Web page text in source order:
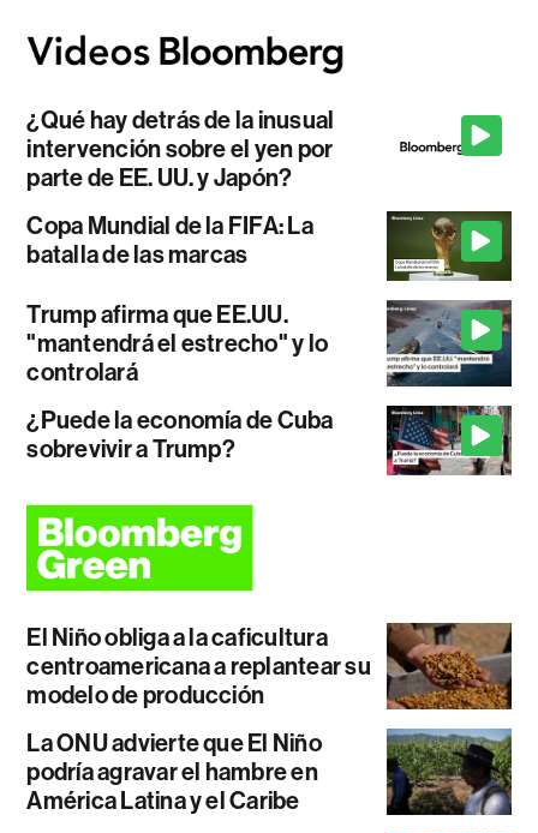
¿Qué hay detrás de la inusual
intervención sobre el yen por
parte de EE. UU. y Japón?
Copa Mundial de la FIFA: La
batalla de las marcas
Trump afirma que EE.UU.
"mantendrá el estrecho" y lo
controlará
¿Puede la economía de Cuba
sobrevivir a Trump?
El Niño obliga a la caficultura
centroamericana a replantear su
modelo de producción
La ONU advierte que El Niño
podría agravar el hambre en
América Latina y el Caribe